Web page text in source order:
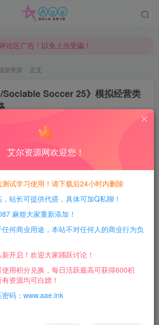
本站一律禁止以任何方式发布或转载任何违法的相关信息，访客发现请向站长举报
论区广告！以免上当受骗！
游资源 正文
Sociable Soccer 25》模拟经营类
获得600积分！所有资源可以使用
25》是一款体育竞技类游戏，具体
模拟经营类游戏
开始游戏前，先通过教程或练习模式熟悉
式，包括传球、射门、抢断等动作。掌握
艾尔资源网欢迎您！
试学习使用！请下载后24小时内删除
站长可提供代搭，具体可加Q私聊！
麻烦大家重新添加！
何商业用途，本站不对任何人的商业行为负
开启！欢迎大家踊跃讨论！
用积分兑换，每日活跃最高可获得600积
资源均可白嫖！
码：www.aae.ink